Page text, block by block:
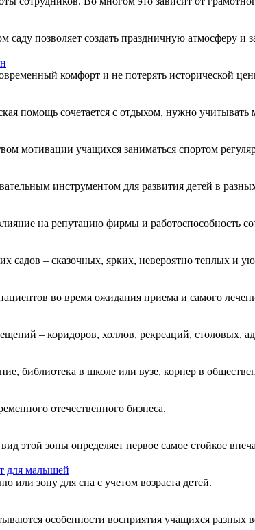
позволяет создать праздничную атмосферу и
комфорт и не потерять исторической
помощь сочетается с отдыхом, нужно учитывать
мотивации учащихся заниматься спортом
инструментом для развития детей в
на репутацию фирмы и работоспособность
садов – сказочных, ярких, невероятно теплых и
во время ожидания приема и самого
– коридоров, холлов, рекреаций, столовых,
библиотека в школе или вузе, корнер в
отечественного бизнеса.
этой зоны определяет первое самое стойкое
для малышей
или зону для сна с учетом возраста детей.
особенности восприятия учащихся разных